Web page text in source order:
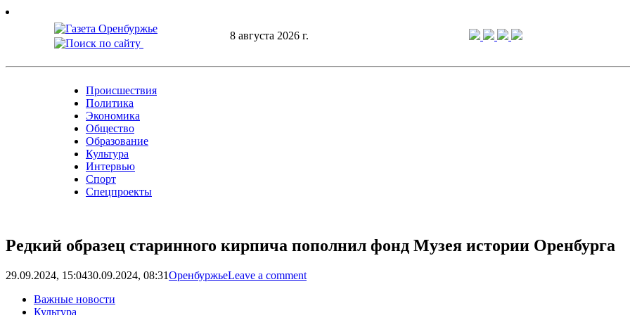
Skip
8 августа 2026 г.
Происшествия
Политика
Экономика
Общество
Образование
Культура
Интервью
Спорт
Спецпроекты
Редкий образец старинного кирпича пополнил фонд Музея истории Оренбурга
29.09.2024, 15:0430.09.2024, 08:31ОренбуржьеLeave a comment
Важные новости
Культура